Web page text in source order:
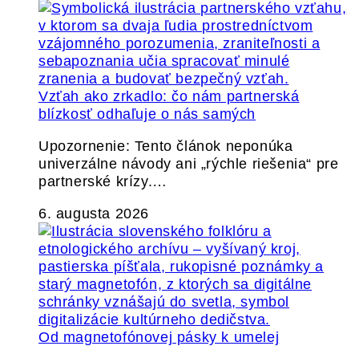
Vzťah ako zrkadlo: čo nám partnerská
blízkosť odhaľuje o nás samých
Upozornenie: Tento článok neponúka
univerzálne návody ani „rýchle riešenia“ pre
partnerské krízy.…
6. augusta 2026
Od magnetofónovej pásky k umelej